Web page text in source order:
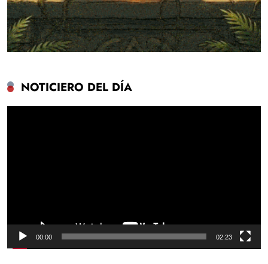
NOTICIERO DEL DÍA
00:00 02:23